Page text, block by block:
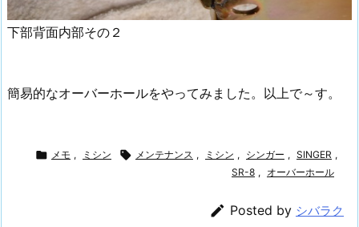
下部背面内部その２
簡易的なオーバーホールをやってみました。以上で～す。
 メモ , ミシン  メンテナンス , ミシン , シンガー , SINGER ,
SR-8 , オーバーホール
 Posted by シバラク